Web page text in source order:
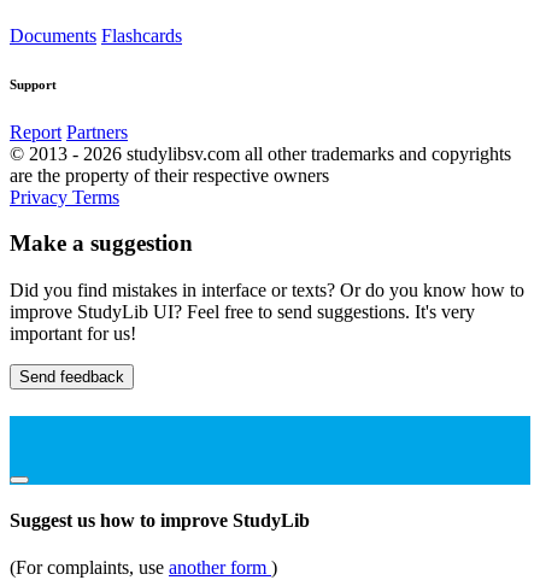
Documents Flashcards
Support
Report Partners
© 2013 - 2026 studylibsv.com all other trademarks and copyrights
are the property of their respective owners
Privacy Terms
Make a suggestion
Did you find mistakes in interface or texts? Or do you know how to
improve StudyLib UI? Feel free to send suggestions. It's very
important for us!
Send feedback
Suggest us how to improve StudyLib
(For complaints, use another form )